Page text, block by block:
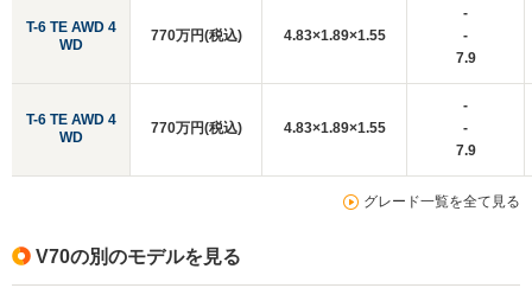
T-6 TE AWD 4
WD
T-6 TE AWD 4
WD
770万円(税込) 4.83×1.89×1.55
-
-
7.9
770万円(税込) 4.83×1.89×1.55
-
-
7.9
グレード一覧を全て見る
V70の別のモデルを見る